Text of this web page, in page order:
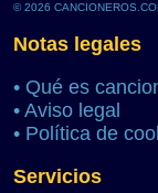
© 2026
Notas legales
• Qué es
• Aviso legal
• Política de
Servicios